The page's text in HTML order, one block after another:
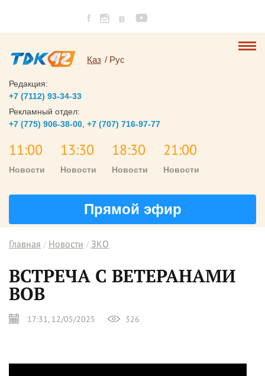
Қаз Рус
Редакция:
+7 (7112) 93-34-33
Рекламный отдел:
+7 (775) 906-38-00 +7 (707) 716-97-77
11:00
Новости
13:30
Новости
18:30
Новости
21:00
Новости
Прямой эфир
Главная Новости ЗКО
ВСТРЕЧА С ВЕТЕРАНАМИ
ВОВ
17:31, 12/05/2025 326